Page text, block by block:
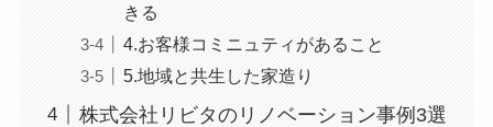
きる
4.お客様コミニュティがあること
5.地域と共生した家造り
株式会社リビタのリノベーション事例3選